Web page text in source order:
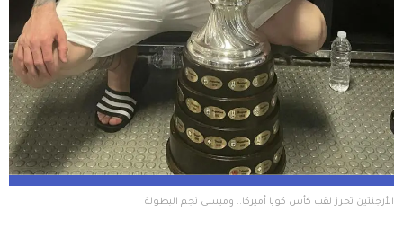
الأرجنتين تحرز لقب كأس كوبا أميركا.. وميسي نجم البطولة